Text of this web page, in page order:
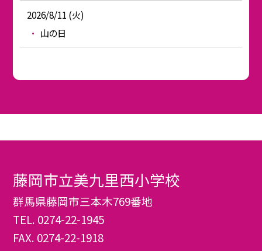
2026/8/11 (火)
山の日
藤岡市立美九里西小学校
群馬県藤岡市三本木769番地
TEL. 0274-22-1945
FAX. 0274-22-1918